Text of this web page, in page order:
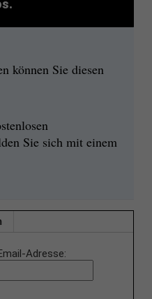
können Sie diesen
Sie sich mit einem
Adresse